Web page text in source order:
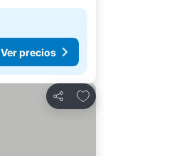
Ver precios
Compartir
Agregar a favoritos